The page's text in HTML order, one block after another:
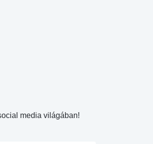
media világában!